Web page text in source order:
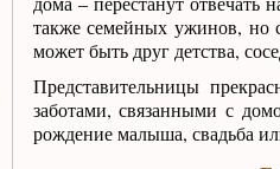
также семейных ужинов, но
может быть друг детства,
Представительницы
заботами, связанными с
рождение малыша, свадьба